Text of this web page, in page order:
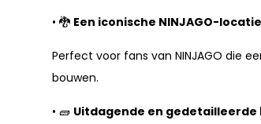
• 🐉 Een iconische NINJAGO-locatie
Perfect voor fans van NINJAGO die
bouwen.
• 🧱 Uitdagende en